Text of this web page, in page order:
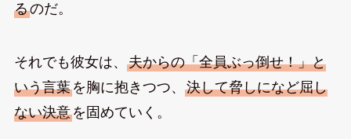
るのだ。
それでも彼女は、 夫からの「全員ぶっ倒せ！」と
いう言葉を胸に抱きつつ、 決して脅しになど屈し
ない決意を固めていく。